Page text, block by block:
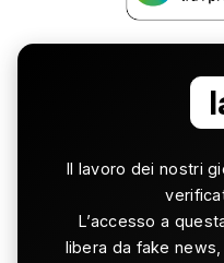
Il lavoro dei nostri
L’accesso a
libera da fake